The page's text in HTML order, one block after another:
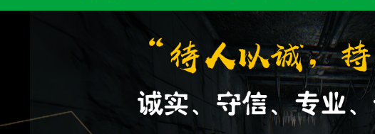
莆田调查公司
侦探公司
调查公司
取证公司
寻人公司